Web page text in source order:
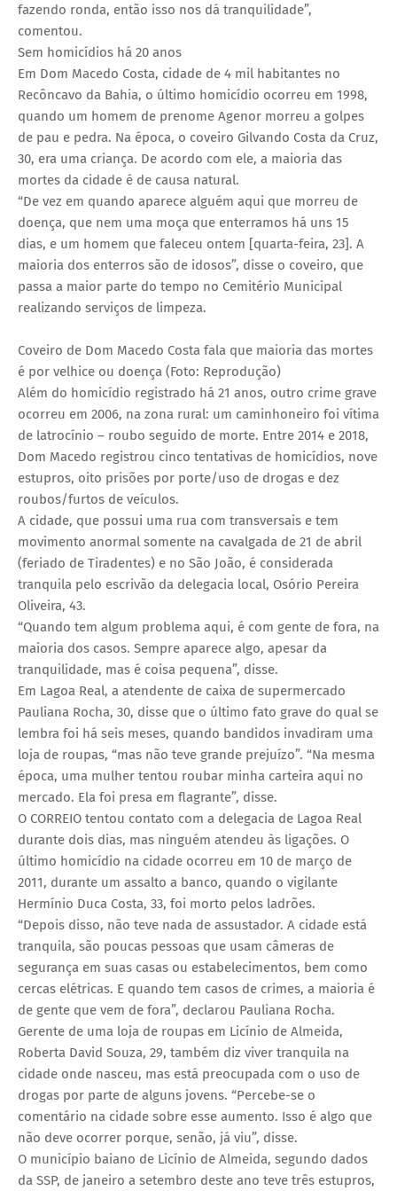
fazendo ronda, então isso nos dá tranquilidade”,
comentou.
Sem homicídios há 20 anos
Em Dom Macedo Costa, cidade de 4 mil habitantes no
Recôncavo da Bahia, o último homicídio ocorreu em 1998,
quando um homem de prenome Agenor morreu a golpes
de pau e pedra. Na época, o coveiro Gilvando Costa da Cruz,
30, era uma criança. De acordo com ele, a maioria das
mortes da cidade é de causa natural.
“De vez em quando aparece alguém aqui que morreu de
doença, que nem uma moça que enterramos há uns 15
dias, e um homem que faleceu ontem [quarta-feira, 23]. A
maioria dos enterros são de idosos”, disse o coveiro, que
passa a maior parte do tempo no Cemitério Municipal
realizando serviços de limpeza.
Coveiro de Dom Macedo Costa fala que maioria das mortes
é por velhice ou doença (Foto: Reprodução)
Além do homicídio registrado há 21 anos, outro crime grave
ocorreu em 2006, na zona rural: um caminhoneiro foi vítima
de latrocínio – roubo seguido de morte. Entre 2014 e 2018,
Dom Macedo registrou cinco tentativas de homicídios, nove
estupros, oito prisões por porte/uso de drogas e dez
roubos/furtos de veículos.
A cidade, que possui uma rua com transversais e tem
movimento anormal somente na cavalgada de 21 de abril
(feriado de Tiradentes) e no São João, é considerada
tranquila pelo escrivão da delegacia local, Osório Pereira
Oliveira, 43.
“Quando tem algum problema aqui, é com gente de fora, na
maioria dos casos. Sempre aparece algo, apesar da
tranquilidade, mas é coisa pequena”, disse.
Em Lagoa Real, a atendente de caixa de supermercado
Pauliana Rocha, 30, disse que o último fato grave do qual se
lembra foi há seis meses, quando bandidos invadiram uma
loja de roupas, “mas não teve grande prejuízo”. “Na mesma
época, uma mulher tentou roubar minha carteira aqui no
mercado. Ela foi presa em flagrante”, disse.
O CORREIO tentou contato com a delegacia de Lagoa Real
durante dois dias, mas ninguém atendeu às ligações. O
último homicídio na cidade ocorreu em 10 de março de
2011, durante um assalto a banco, quando o vigilante
Hermínio Duca Costa, 33, foi morto pelos ladrões.
“Depois disso, não teve nada de assustador. A cidade está
tranquila, são poucas pessoas que usam câmeras de
segurança em suas casas ou estabelecimentos, bem como
cercas elétricas. E quando tem casos de crimes, a maioria é
de gente que vem de fora”, declarou Pauliana Rocha.
Gerente de uma loja de roupas em Licínio de Almeida,
Roberta David Souza, 29, também diz viver tranquila na
cidade onde nasceu, mas está preocupada com o uso de
drogas por parte de alguns jovens. “Percebe-se o
comentário na cidade sobre esse aumento. Isso é algo que
não deve ocorrer porque, senão, já viu”, disse.
O município baiano de Licínio de Almeida, segundo dados
da SSP, de janeiro a setembro deste ano teve três estupros,